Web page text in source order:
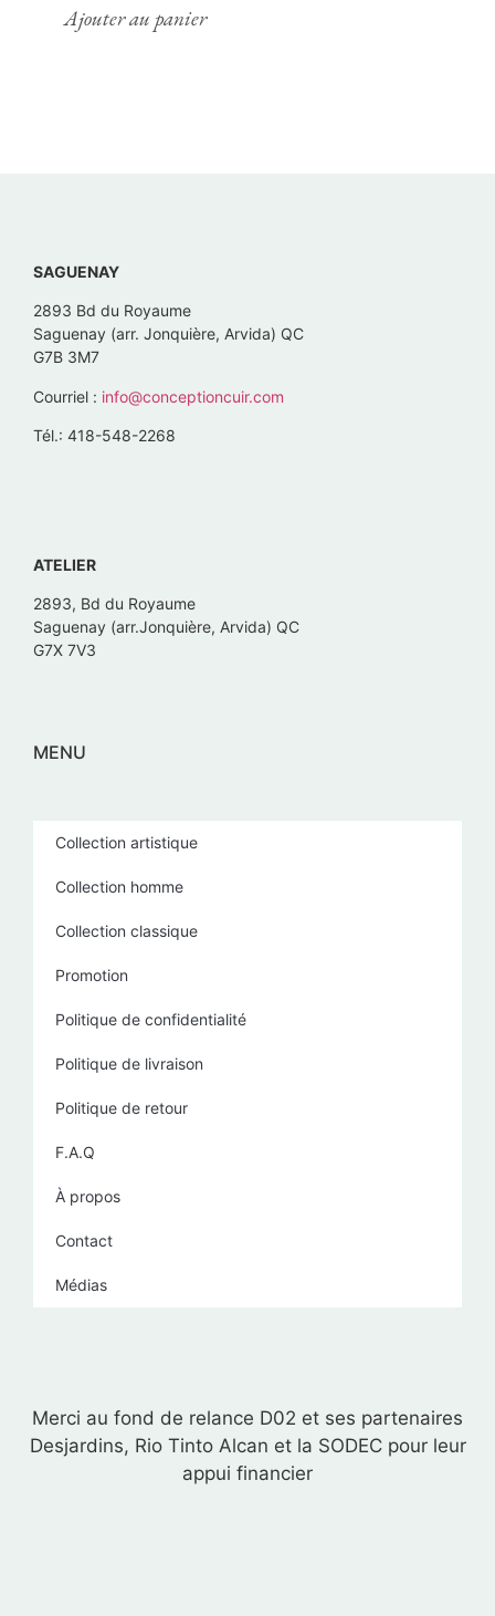
Ajouter au panier
SAGUENAY
2893 Bd du Royaume
Saguenay (arr. Jonquière, Arvida) QC
G7B 3M7
Courriel : info@conceptioncuir.com
Tél.: 418-548-2268
ATELIER
2893, Bd du Royaume
Saguenay (arr.Jonquière, Arvida) QC
G7X 7V3
MENU
Collection artistique
Collection homme
Collection classique
Promotion
Politique de confidentialité
Politique de livraison
Politique de retour
F.A.Q
À propos
Contact
Médias
Merci au fond de relance D02 et ses partenaires
Desjardins, Rio Tinto Alcan et la SODEC pour leur
appui financier